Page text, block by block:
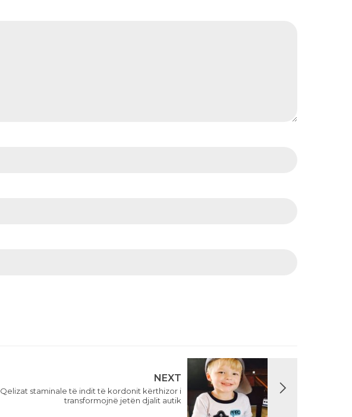
NEXT
Qelizat staminale të indit të kordonit kërthizor i
transformojnë jetën djalit autik